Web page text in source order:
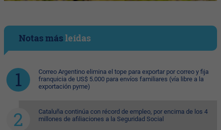
Notas másleídas
Correo Argentino elimina el tope para exportar por correo y fija
franquicia de US$ 5.000 para envíos familiares (vía libre a la
exportación pyme)
Cataluña continúa con récord de empleo, por encima de los 4
millones de afiliaciones a la Seguridad Social